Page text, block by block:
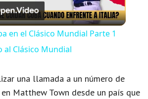
l
a
y
en el Clásico Mundial Parte 1
Clásico Mundial
una llamada a un número de
Matthew Town desde un país que